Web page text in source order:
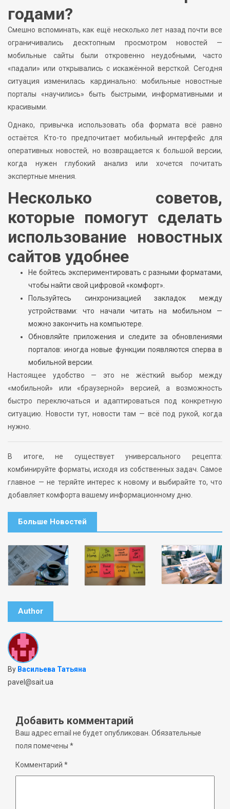
годами?
Смешно вспоминать, как ещё несколько лет назад почти все
ограничивались десктопным просмотром новостей —
мобильные сайты были откровенно неудобными, часто
«падали» или открывались с искажённой версткой. Сегодня
ситуация изменилась кардинально: мобильные новостные
порталы «научились» быть быстрыми, информативными и
красивыми.
Однако, привычка использовать оба формата всё равно
остаётся. Кто-то предпочитает мобильный интерфейс для
оперативных новостей, но возвращается к большой версии,
когда нужен глубокий анализ или хочется почитать
экспертные мнения.
Несколько советов,
которые помогут сделать
использование новостных
сайтов удобнее
Не бойтесь экспериментировать с разными форматами,
чтобы найти свой цифровой «комфорт».
Пользуйтесь синхронизацией закладок между
устройствами: что начали читать на мобильном —
можно закончить на компьютере.
Обновляйте приложения и следите за обновлениями
порталов: иногда новые функции появляются сперва в
мобильной версии.
Настоящее удобство — это не жёсткий выбор между
«мобильной» или «браузерной» версией, а возможность
быстро переключаться и адаптироваться под конкретную
ситуацию. Новости тут, новости там — всё под рукой, когда
нужно.
В итоге, не существует универсального рецепта:
комбинируйте форматы, исходя из собственных задач. Самое
главное — не теряйте интерес к новому и выбирайте то, что
добавляет комфорта вашему информационному дню.
Больше Новостей
Author
By Васильева Татьяна
pavel@sait.ua
Добавить комментарий
Ваш адрес email не будет опубликован. Обязательные
поля помечены *
Комментарий *